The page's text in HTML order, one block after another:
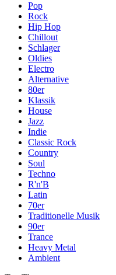
Pop
Rock
Hip Hop
Chillout
Schlager
Oldies
Electro
Alternative
80er
Klassik
House
Jazz
Indie
Classic Rock
Country
Soul
Techno
R'n'B
Latin
70er
Traditionelle Musik
90er
Trance
Heavy Metal
Ambient